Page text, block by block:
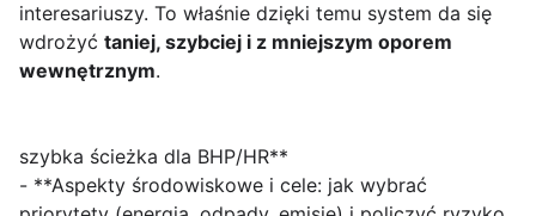
interesariuszy. To właśnie dzięki temu system da się
wdrożyć taniej, szybciej i z mniejszym oporem
wewnętrznym.
szybka ścieżka dla BHP/HR**
- **Aspekty środowiskowe i cele: jak wybrać